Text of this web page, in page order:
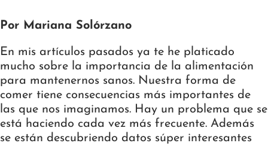
Por Mariana Solórzano
En mis artículos pasados ya te he platicado
mucho sobre la importancia de la alimentación
para mantenernos sanos. Nuestra forma de
comer tiene consecuencias más importantes de
las que nos imaginamos. Hay un problema que se
está haciendo cada vez más frecuente. Además
se están descubriendo datos súper interesantes